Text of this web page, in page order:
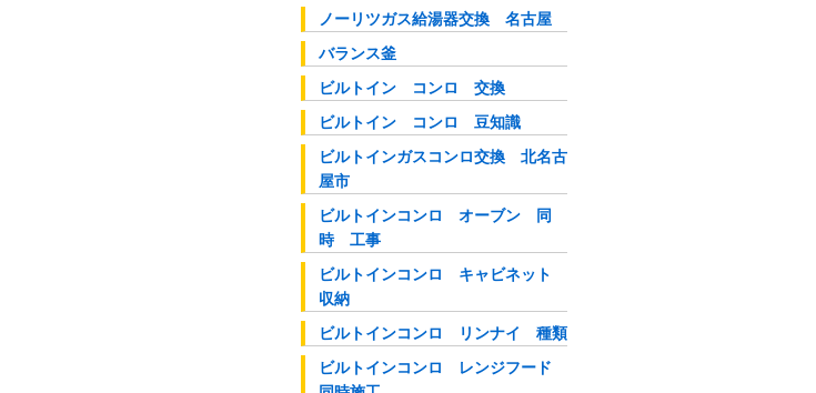
ノーリツガス給湯器交換 名古屋
バランス釜
ビルトイン コンロ 交換
ビルトイン コンロ 豆知識
ビルトインガスコンロ交換 北名古
屋市
ビルトインコンロ オーブン 同
時 工事
ビルトインコンロ キャビネット
収納
ビルトインコンロ リンナイ 種類
ビルトインコンロ レンジフード